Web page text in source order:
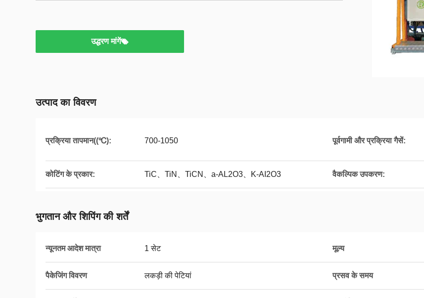
उद्धरण मांगें
उत्पाद का विवरण
प्रक्रिया तापमान((℃): 700-1050 पूर्वगामी और प्रक्रिया गैसें:
कोटिंग के प्रकार: TiC、TiN、TiCN、a-AL2O3、K-AI2O3 वैकल्पिक उपकरण:
भुगतान और शिपिंग की शर्तें
न्यूनतम आदेश मात्रा 1 सेट मूल्य
पैकेजिंग विवरण लकड़ी की पेटियां प्रसव के समय